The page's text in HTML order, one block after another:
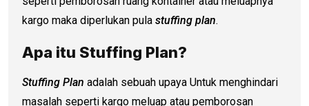
kargo maka diperlukan pula stuffing plan.
Apa itu Stuffing Plan?
Stuffing Plan adalah sebuah upaya Untuk menghindari
masalah seperti kargo meluap atau pemborosan